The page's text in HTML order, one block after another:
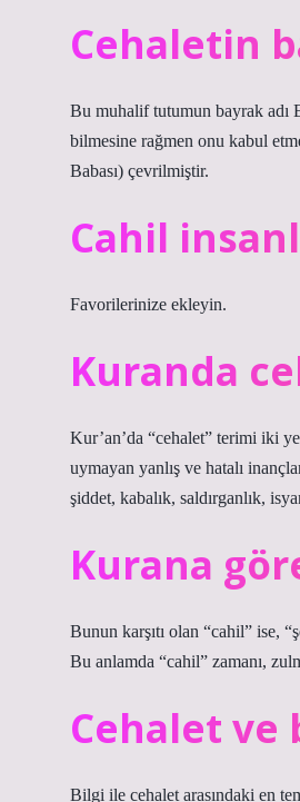
Cehaletin
Bu muhalif tutumun bayrak adı
bilmesine rağmen onu kabul
Babası) çevrilmiştir.
Cahil
Favorilerinize ekleyin.
Kuranda
Kur’an’da “cehalet” terimi iki
uymayan yanlış ve hatalı
şiddet, kabalık, saldırganlık,
Kurana
Bunun karşıtı olan “cahil” ise,
Bu anlamda “cahil” zamanı,
Cehalet
Bilgi ile cehalet arasındaki en